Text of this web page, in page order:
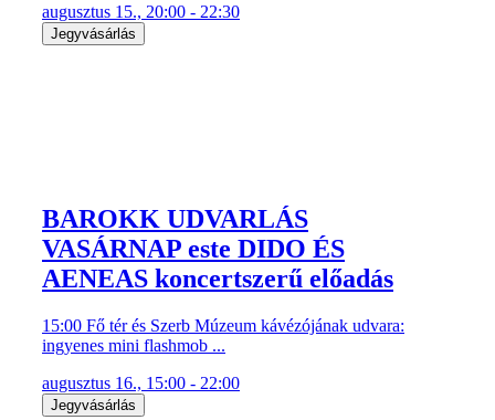
augusztus 15., 20:00 - 22:30
Jegyvásárlás
BAROKK UDVARLÁS
VASÁRNAP este DIDO ÉS
AENEAS koncertszerű előadás
15:00 Fő tér és Szerb Múzeum kávézójának udvara:
ingyenes mini flashmob ...
augusztus 16., 15:00 - 22:00
Jegyvásárlás